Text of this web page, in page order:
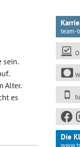
sein.
Alter.
es
team-
Die